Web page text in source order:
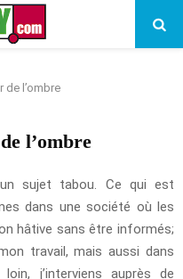
de l’ombre
l’ombre
sujet tabou. Ce qui est
dans une société où les
hâtive sans être informés;
travail, mais aussi dans
j’interviens auprès de